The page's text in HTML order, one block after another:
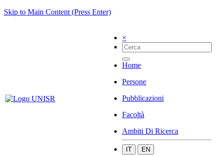
Skip to Main Content (Press Enter)
×
Home
Persone
Pubblicazioni
Facoltà
Ambiti Di Ricerca
IT EN